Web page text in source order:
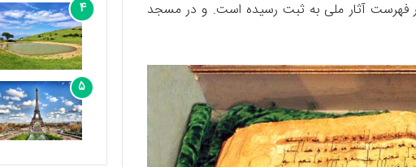
نیز یکی از آنها بوده است. این اثر فاخر به شماره ۲ در فهرست آثار ملی به ثبت رسیده است. و در مسجد